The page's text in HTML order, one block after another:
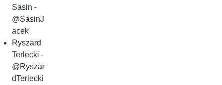
Sasin -
@SasinJ
acek
Ryszard
Terlecki -
@Ryszar
dTerlecki